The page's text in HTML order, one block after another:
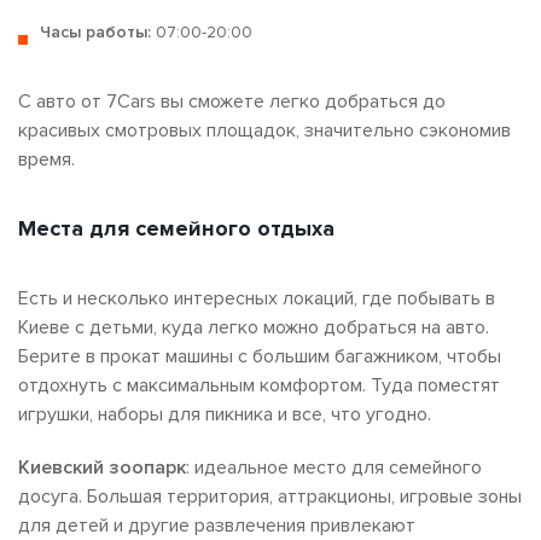
Часы работы: 07:00-20:00
С авто от 7Cars вы сможете легко добраться до
красивых смотровых площадок, значительно сэкономив
время.
Места для семейного отдыха
Есть и несколько интересных локаций, где побывать в
Киеве с детьми, куда легко можно добраться на авто.
Берите в прокат машины с большим багажником, чтобы
отдохнуть с максимальным комфортом. Туда поместят
игрушки, наборы для пикника и все, что угодно.
Киевский зоопарк: идеальное место для семейного
досуга. Большая территория, аттракционы, игровые зоны
для детей и другие развлечения привлекают